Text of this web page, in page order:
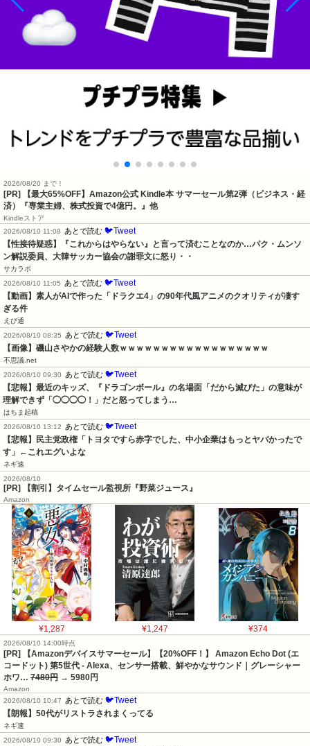
2026/08/20 まで！
[PR]
【最大65%OFF】Amazon公式 Kindle本 サマーセール第2弾（ビジネス・経
済）『専業主婦、株式投資で4億円。』他
Kindleストア
2026/08/10 11:08
あとで読む 🐦Tweet
【性接待疑惑】『これからはやらない』と言って済むことなのか…パク・ムンソ
ン解説委員、大韓サッカー協会の謝罪文に怒り・・
サカラボ
2026/08/10 11:05
あとで読む 🐦Tweet
【動画】素人がAIで作った「ドラクエ4」の90年代風アニメのクオリティが凄す
ぎる件
えび通
2026/08/10 08:35
あとで読む 🐦Tweet
【画像】磯山さやかの経験人数ｗｗｗｗｗｗｗｗｗｗｗｗｗｗｗｗｗｗ
不思議.net
2026/08/10 09:30
あとで読む 🐦Tweet
【悲報】最近のキッズ、『ドラゴンボール』の名場面「だから滅びた」の意味が
理解できず「◯◯◯◯！」だと怒ってしまう…
はちま起稿
2026/08/10 13:12
あとで読む 🐦Tweet
【悲報】民主党政権「トヨタですら赤字でした、中小企業はもっとヤバかったで
す」←これエグいよな
ネギ速
2026/08/10
[PR] 【割引】タイムセール監視所『野菜ジュース』
Amazon
¥1,287 ¥1,247 ¥374
2026/08/10 14:00時点
[PR] 【Amazonデバイスサマーセール】【20%OFF！】 Amazon Echo Dot (エ
コードット) 第5世代 - Alexa、センサー搭載、鮮やかなサウンド｜グレーシャー
ホワ… 7480円 → 5980円
Amazon
2026/08/10 10:47 あとで読む 🐦Tweet
【朗報】50代がリストラされまくってる
ネギ速
2026/08/10 09:30 あとで読む 🐦Tweet